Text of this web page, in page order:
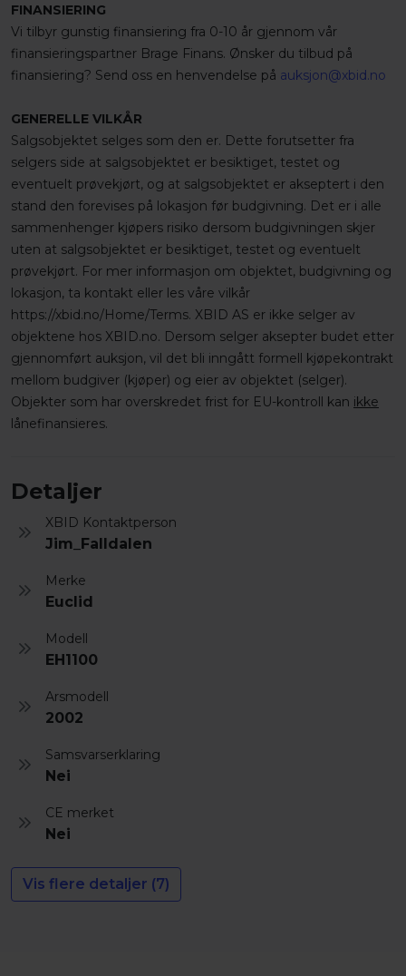
FINANSIERING
Vi tilbyr gunstig finansiering fra 0-10 år gjennom vår
finansieringspartner Brage Finans. Ønsker du tilbud på
finansiering? Send oss en henvendelse på auksjon@xbid.no
GENERELLE VILKÅR
Salgsobjektet selges som den er. Dette forutsetter fra
selgers side at salgsobjektet er besiktiget, testet og
eventuelt prøvekjørt, og at salgsobjektet er akseptert i den
stand den forevises på lokasjon før budgivning. Det er i alle
sammenhenger kjøpers risiko dersom budgivningen skjer
uten at salgsobjektet er besiktiget, testet og eventuelt
prøvekjørt. For mer informasjon om objektet, budgivning og
lokasjon, ta kontakt eller les våre vilkår
https://xbid.no/Home/Terms. XBID AS er ikke selger av
objektene hos XBID.no. Dersom selger aksepter budet etter
gjennomført auksjon, vil det bli inngått formell kjøpekontrakt
mellom budgiver (kjøper) og eier av objektet (selger).
Objekter som har overskredet frist for EU-kontroll kan ikke
lånefinansieres.
Detaljer
XBID Kontaktperson
Jim_Falldalen
Merke
Euclid
Modell
EH1100
Arsmodell
2002
Samsvarserklaring
Nei
CE merket
Nei
Vis flere detaljer (7)